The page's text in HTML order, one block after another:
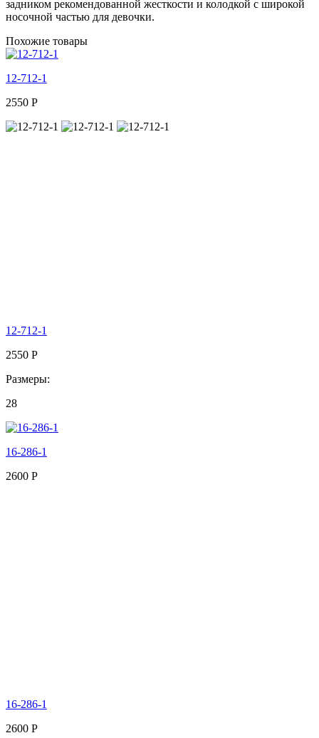
задником рекомендованной жесткости и колодкой с широкой
носочной частью для девочки.
Похожие товары
12-712-1
2550 Р
12-712-1
2550 Р
Размеры:
28
16-286-1
2600 Р
16-286-1
2600 Р